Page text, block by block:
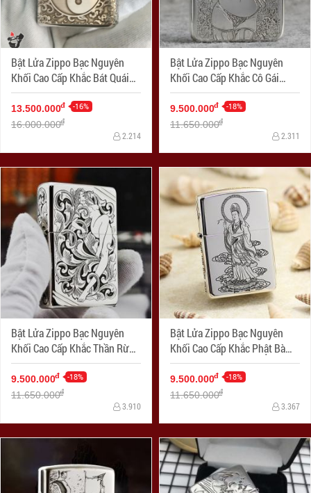
Bật Lửa Zippo Bạc Nguyên
Khối Cao Cấp Khắc Bát Quái
Âm Dương Armor
13.500.000đ -16%
16.000.000đ
2.214
Bật Lửa Zippo Bạc Nguyên
Khối Cao Cấp Khắc Cô Gái
Sexy Và Đâu Lâu Phiên Bản
1941
9.500.000đ -18%
11.650.000đ
2.311
Bật Lửa Zippo Bạc Nguyên
Khối Cao Cấp Khắc Thần Rừng
Bản Chém Góc
9.500.000đ -18%
11.650.000đ
3.910
Bật Lửa Zippo Bạc Nguyên
Khối Cao Cấp Khắc Phật Bà
Quan Âm
9.500.000đ -18%
11.650.000đ
3.367